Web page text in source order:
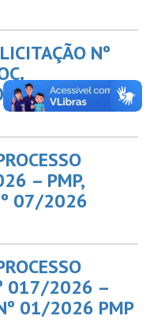
Nº
2025 – FMAS
– PMP,
07/2026
017/2026 –
01/2026 PMP